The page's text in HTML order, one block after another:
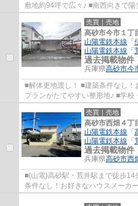
敷地約94坪で広々♪ ■南西向きで陽
売買｜売地
高砂市今市１丁
山陽電鉄本線 「
山陽電鉄本線 「
過去掲載物件
兵庫県高砂市今
■解体更地渡し！ ■建築条件なし
プランがたてやすい整形地♪ ■学校
売買｜売地
高砂市西畑４丁
山陽電鉄本線 「
山陽電鉄本線 「
過去掲載物件
兵庫県高砂市西
■(山電)高砂駅・荒井駅まで徒歩
条件なし！お好きなハウスメーカ
い整形地！